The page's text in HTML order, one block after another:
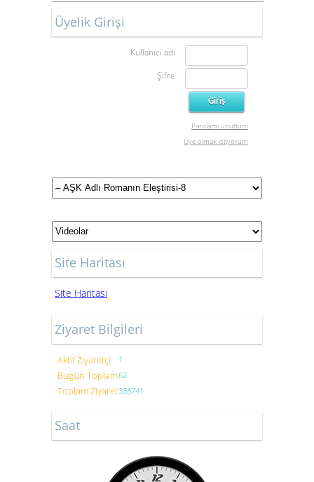
Üyelik Girişi
Kullanıcı adı
Şifre
Parolamı unuttum
Üye olmak istiyorum
Site Haritası
Site Haritası
Ziyaret Bilgileri
Aktif Ziyaretçi 1
Bugün Toplam62
Toplam Ziyaret338741
Saat